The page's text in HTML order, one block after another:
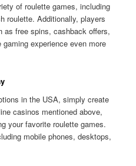
of roulette games, including
roulette. Additionally, players
as free spins, cashback offers,
experience even more
in the USA, simply create
casinos mentioned above,
your favorite roulette games.
mobile phones, desktops,